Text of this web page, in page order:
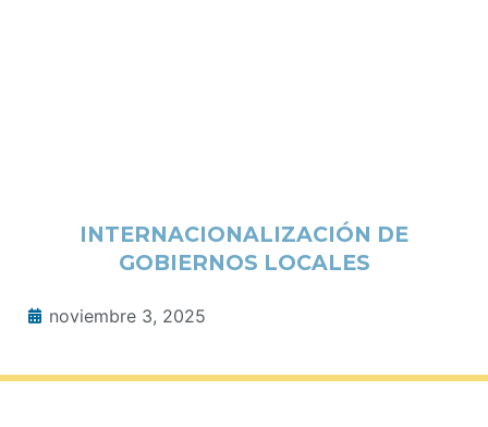
INTERNACIONALIZACIÓN DE
GOBIERNOS LOCALES
noviembre 3, 2025